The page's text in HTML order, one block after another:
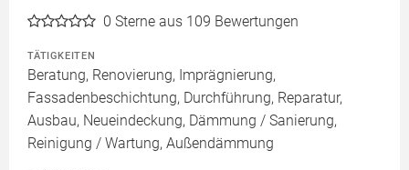
0 Sterne aus 109 Bewertungen
TÄTIGKEITEN
Beratung, Renovierung, Imprägnierung,
Fassadenbeschichtung, Durchführung, Reparatur,
Ausbau, Neueindeckung, Dämmung / Sanierung,
Reinigung / Wartung, Außendämmung